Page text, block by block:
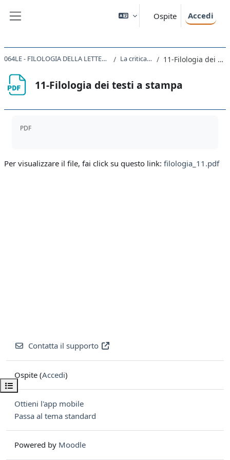
Ospite Accedi
Apri indice del corso
064LE - FILOLOGIA DELLA LETTERATURA ITALIANA 2020 La critica del testo 11-Filologia dei testi a stampa
11-Filologia dei testi a stampa
PDF
Per visualizzare il file, fai click su questo link: filologia_11.pdf
Contatta il supporto
Ospite (Accedi)
Ottieni l'app mobile
Passa al tema standard
Powered by Moodle